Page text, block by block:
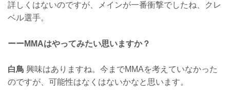
詳しくはないのですが、メインが一番衝撃でしたね、クレ
ベル選手。
ーーMMAはやってみたい思いますか？
白鳥 興味はありますね。今までMMAを考えていなかった
のですが、可能性はなくはないかなと思います。